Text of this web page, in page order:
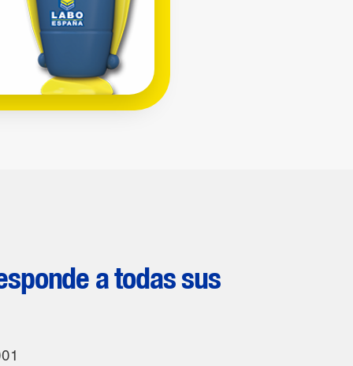
a todas sus